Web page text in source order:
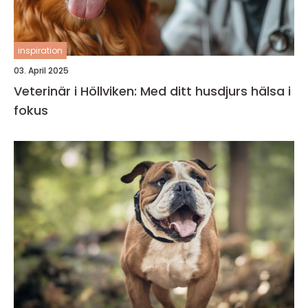
inspiration
03. April 2025
Veterinär i Höllviken: Med ditt husdjurs hälsa i
fokus